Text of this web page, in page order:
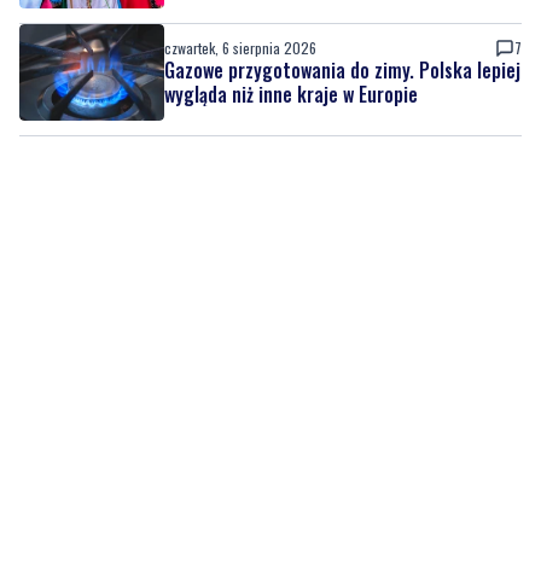
czwartek, 6 sierpnia 2026 1
Kolorowy korowód, muzyka i regionalne
smaki. Nadchodzi Święto Kociewia
czwartek, 6 sierpnia 2026 7